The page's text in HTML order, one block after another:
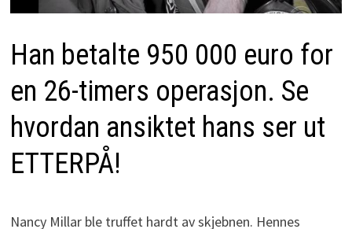
Han betalte 950 000 euro for
en 26-timers operasjon. Se
hvordan ansiktet hans ser ut
ETTERPÅ!
Nancy Millar ble truffet hardt av skjebnen. Hennes